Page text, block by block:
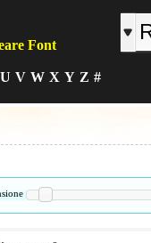
Font
U V W X Y Z #